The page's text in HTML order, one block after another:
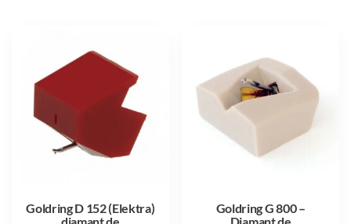
Goldring D 152 (Elektra)
diamant de
Goldring G 800 –
Diamant de